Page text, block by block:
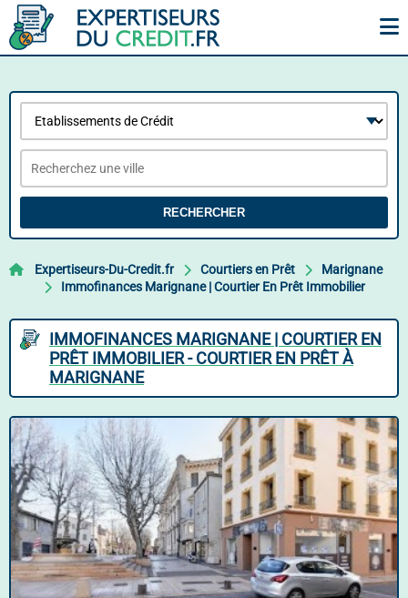
RECHERCHER
Expertiseurs-Du-Credit.fr Courtiers en Prêt
Marignane
Immofinances Marignane | Courtier En Prêt Immobilier
IMMOFINANCES MARIGNANE | COURTIER EN
PRÊT IMMOBILIER - COURTIER EN PRÊT À
MARIGNANE